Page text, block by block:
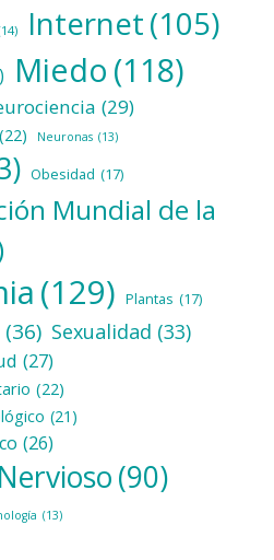
Internet(105)
Miedo (118)
(29)
(22) Neuronas (13)
Obesidad (17)
Mundial de la
(129) Plantas (17)
(36) Sexualidad (33)
(27)
(22)
(21)
(26)
(90)
(13)